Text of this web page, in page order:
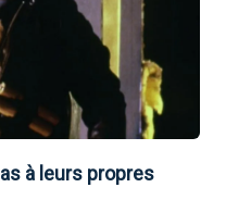
à leurs propres